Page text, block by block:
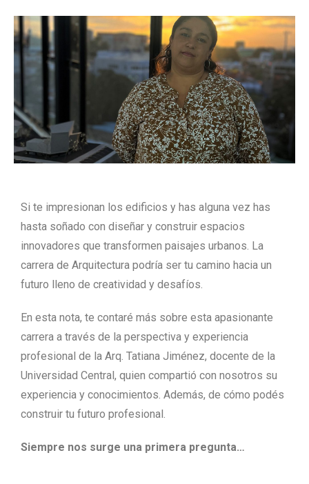
Si te impresionan los edificios y has alguna vez has
hasta soñado con diseñar y construir espacios
innovadores que transformen paisajes urbanos. La
carrera de Arquitectura podría ser tu camino hacia un
futuro lleno de creatividad y desafíos.
En esta nota, te contaré más sobre esta apasionante
carrera a través de la perspectiva y experiencia
profesional de la Arq. Tatiana Jiménez, docente de la
Universidad Central, quien compartió con nosotros su
experiencia y conocimientos. Además, de cómo podés
construir tu futuro profesional.
Siempre nos surge una primera pregunta…